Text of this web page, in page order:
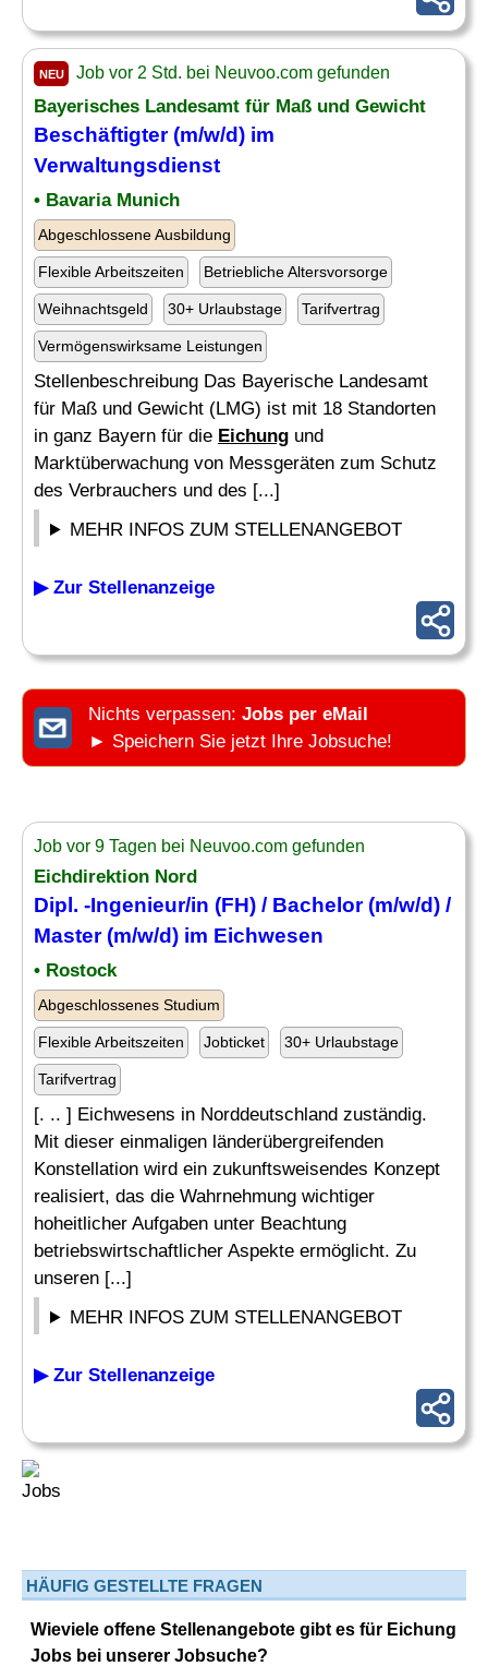
NEU Job vor 2 Std. bei Neuvoo.com gefunden
Bayerisches Landesamt für Maß und Gewicht
Beschäftigter (m/w/d) im
Verwaltungsdienst
• Bavaria Munich
Abgeschlossene Ausbildung
Flexible Arbeitszeiten Betriebliche Altersvorsorge
Weihnachtsgeld 30+ Urlaubstage Tarifvertrag
Vermögenswirksame Leistungen
Stellenbeschreibung Das Bayerische Landesamt
für Maß und Gewicht (LMG) ist mit 18 Standorten
in ganz Bayern für die Eichung und
Marktüberwachung von Messgeräten zum Schutz
des Verbrauchers und des [...]
MEHR INFOS ZUM STELLENANGEBOT
▶ Zur Stellenanzeige
Nichts verpassen: Jobs per eMail
► Speichern Sie jetzt Ihre Jobsuche!
Job vor 9 Tagen bei Neuvoo.com gefunden
Eichdirektion Nord
Dipl. -Ingenieur/in (FH) / Bachelor (m/w/d) /
Master (m/w/d) im Eichwesen
• Rostock
Abgeschlossenes Studium
Flexible Arbeitszeiten Jobticket 30+ Urlaubstage
Tarifvertrag
[. .. ] Eichwesens in Norddeutschland zuständig.
Mit dieser einmaligen länderübergreifenden
Konstellation wird ein zukunftsweisendes Konzept
realisiert, das die Wahrnehmung wichtiger
hoheitlicher Aufgaben unter Beachtung
betriebswirtschaftlicher Aspekte ermöglicht. Zu
unseren [...]
MEHR INFOS ZUM STELLENANGEBOT
▶ Zur Stellenanzeige
HÄUFIG GESTELLTE FRAGEN
Wieviele offene Stellenangebote gibt es für Eichung
Jobs bei unserer Jobsuche?